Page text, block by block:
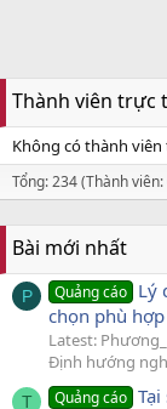
Thành viên trực
Không có thành
Tổng: 234 (Thành
Bài mới nhất
P Quảng cáo Lý
chọn phù hợp
Latest:
Định hướng
T Quảng cáo